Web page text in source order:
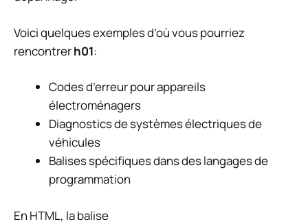
Voici quelques exemples d’où vous pourriez
rencontrerh01:
Codes d’erreur pour appareils
électroménagers
Diagnostics de systèmes électriques de
véhicules
Balises spécifiques dans des langages de
programmation
En HTML, la balise